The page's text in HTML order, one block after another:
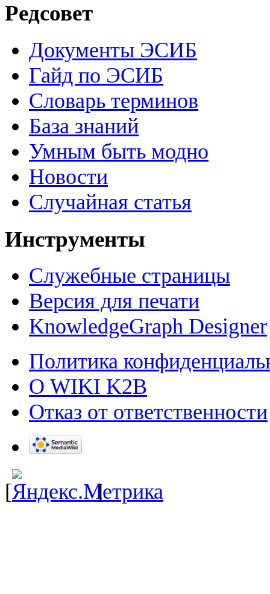
Редсовет
Документы ЭСИБ
Гайд по ЭСИБ
Словарь терминов
База знаний
Умным быть модно
Новости
Случайная статья
Инструменты
Служебные страницы
Версия для печати
KnowledgeGraph Designer
Политика
О WIKI K2B
Отказ от ответственности
[ ]